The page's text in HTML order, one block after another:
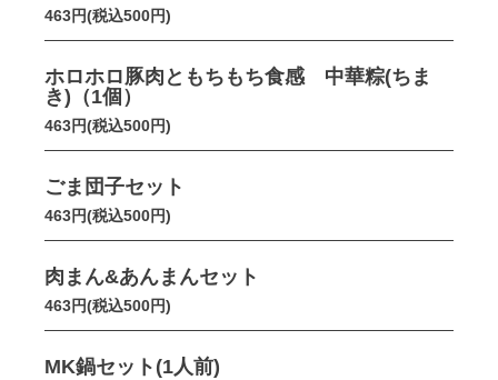
463円(税込500円)
ホロホロ豚肉ともちもち食感 中華粽(ちま
き)（1個）
463円(税込500円)
ごま団子セット
463円(税込500円)
肉まん&あんまんセット
463円(税込500円)
MK鍋セット(1人前)